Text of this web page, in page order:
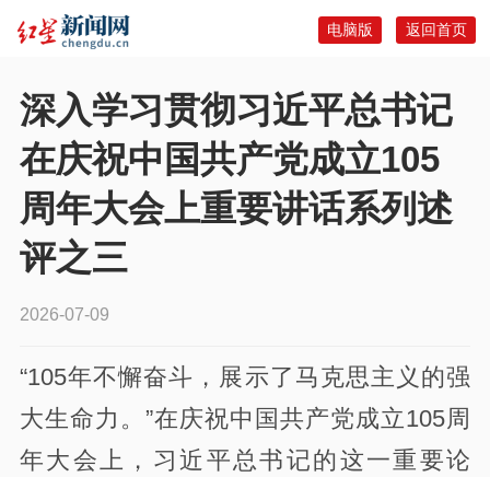
返回首页
电脑版
深入学习贯彻习近平总书记
在庆祝中国共产党成立105
周年大会上重要讲话系列述
评之三
2026-07-09
“105年不懈奋斗，展示了马克思主义的强
大生命力。”在庆祝中国共产党成立105周
年大会上，习近平总书记的这一重要论